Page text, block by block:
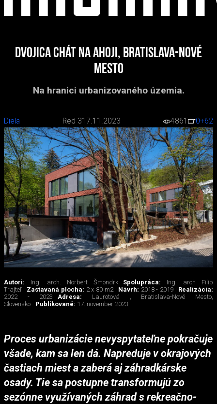
Dvojica chát na Ahoji, Bratislava-Nové
Mesto
Na hranici urbanizovaného územia.
Diela Red 317.11.2023 4861 0+62
Autori: Ing. arch. Norbert Šmondrk Spolupráca: Ing. arch Filip
Trajteľ
Zastavaná plocha: 2 x 80 m2 Návrh: 2018 - 2019
Realizácia:
2022 - 2023
Adresa: Laurotová , Bratislava-Nové Mesto,
Slovensko
Publikované: 17. november 2023
Proces urbanizácie nevyspytateľne pokračuje
všade, kam sa len dá. Napreduje v okrajových
častiach miest a zaberá aj záhradkárske
osady. Tie sa postupne transformujú zo
sezónne využívaných záhrad s rekreačno-